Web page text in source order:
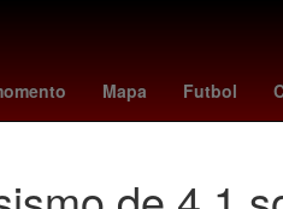
Mapa Futbol
Medellín cruz Capital